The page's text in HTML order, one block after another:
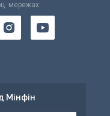
мережах:
Мінфін